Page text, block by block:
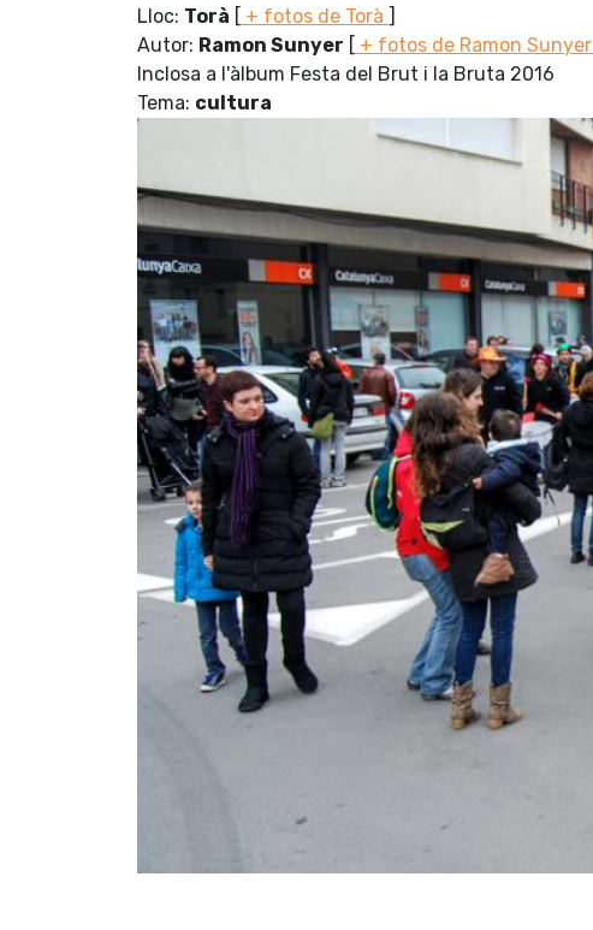
Lloc: Torà [ + fotos de Torà ]
Autor: Ramon Sunyer [ + fotos de Ramon Sunyer
Inclosa a l'àlbum Festa del Brut i la Bruta 2016
Tema: cultura